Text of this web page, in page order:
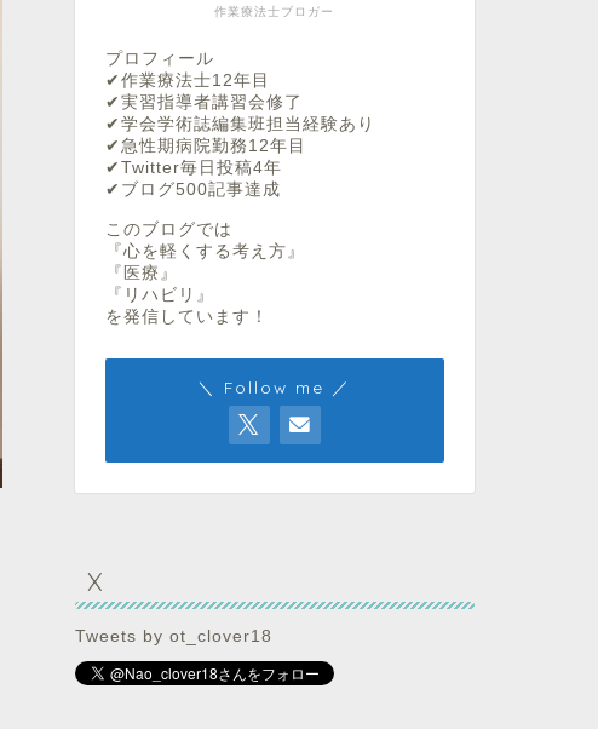
作業療法士ブロガー
プロフィール
✔︎作業療法士12年目
✔︎実習指導者講習会修了
✔︎学会学術誌編集班担当経験あり
✔︎急性期病院勤務12年目
✔︎Twitter毎日投稿4年
✔︎ブログ500記事達成
このブログでは
『心を軽くする考え方』
『医療』
『リハビリ』
を発信しています！
＼ Follow me ／
X
Tweets by ot_clover18